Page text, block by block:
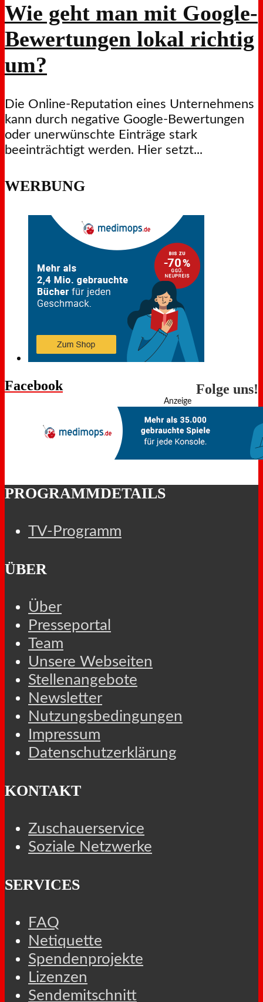
Wie geht man mit Google-
Bewertungen lokal richtig
um?
Die Online-Reputation eines Unternehmens
kann durch negative Google-Bewertungen
oder unerwünschte Einträge stark
beeinträchtigt werden. Hier setzt...
WERBUNG
Facebook Folge uns!
Anzeige
PROGRAMMDETAILS
TV-Programm
ÜBER
Über
Presseportal
Team
Unsere Webseiten
Stellenangebote
Newsletter
Nutzungsbedingungen
Impressum
Datenschutzerklärung
KONTAKT
Zuschauerservice
Soziale Netzwerke
SERVICES
FAQ
Netiquette
Spendenprojekte
Lizenzen
Sendemitschnitt